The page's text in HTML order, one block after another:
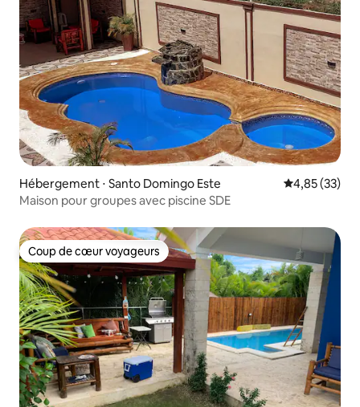
Hébergement ⋅ Santo Domingo Este Évaluation
4,85 (33)
Maison pour groupes avec piscine SDE
Coup de cœur voyageurs
Coup de cœur voyageurs